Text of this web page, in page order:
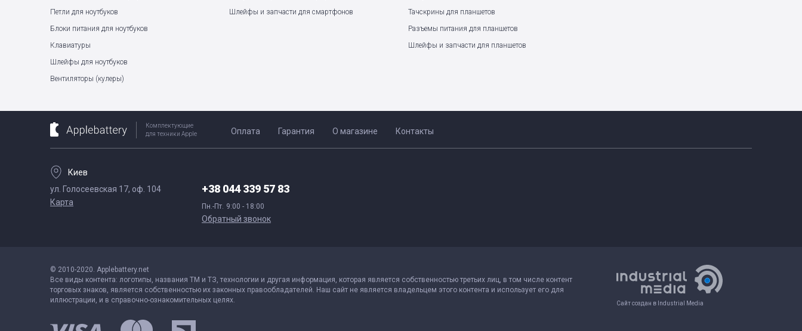
Петли для ноутбуков
Блоки питания для ноутбуков
Клавиатуры
Шлейфы для ноутбуков
Вентиляторы (кулеры)
Шлейфы и запчасти для смартфонов
Тачскрины для планшетов
Разъемы питания для планшетов
Шлейфы и запчасти для планшетов
Комплектующие
для техники Apple
Оплата Гарантия О магазине Контакты
Киев
ул. Голосеевская 17, оф. 104
Карта
+38 044 339 57 83
Пн.-Пт. 9:00 - 18:00
Обратный звонок
© 2010-2020. Applebattery.net
Все виды контента: логотипы, названия ТМ и ТЗ, технологии и другая информация, которая является собственностью третьих лиц, в том числе контент
торговых знаков, является собственностью их законных правообладателей. Наш сайт не является владельцем этого контента и использует его для
иллюстрации, и в справочно-ознакомительных целях.
Сайт создан в Industrial Media